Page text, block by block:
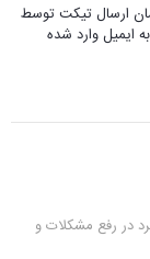
ارسال تیکت توسط
ایمیل وارد شده
رفع مشکلات و